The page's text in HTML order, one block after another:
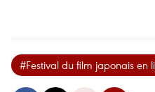
#Festival du film japonais en